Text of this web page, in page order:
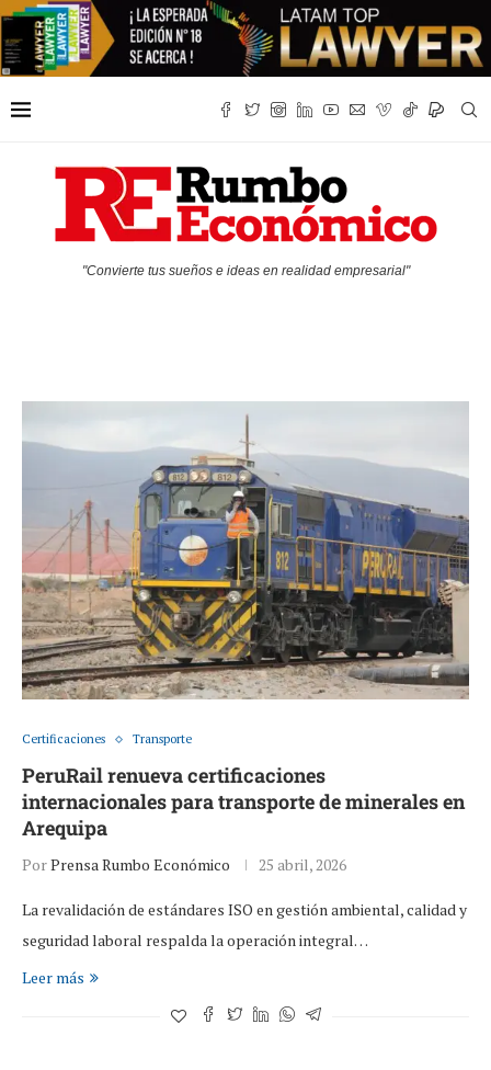
"Convierte tus sueños e ideas en realidad empresarial"
Certificaciones Transporte
PeruRail renueva certificaciones
internacionales para transporte de minerales en
Arequipa
PorPrensa Rumbo Económico 25 abril, 2026
La revalidación de estándares ISO en gestión ambiental, calidad y
seguridad laboral respalda la operación integral…
Leer más